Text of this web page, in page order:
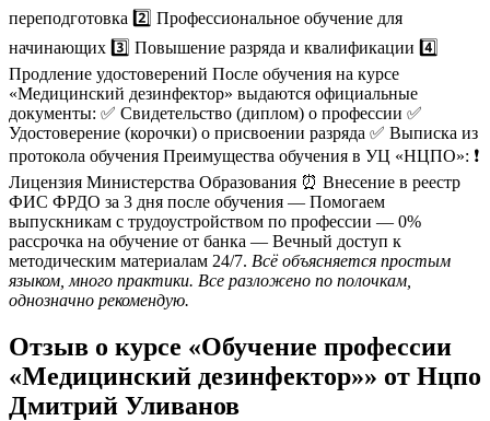
переподготовка 2️⃣ Профессиональное обучение для
начинающих 3️⃣ Повышение разряда и квалификации 4️⃣
Продление удостоверений После обучения на курсе
«Медицинский дезинфектор» выдаются официальные
документы: ✅ Свидетельство (диплом) о профессии ✅
Удостоверение (корочки) о присвоении разряда ✅ Выписка из
протокола обучения Преимущества обучения в УЦ «НЦПО»: ❗️
Лицензия Министерства Образования ⏰ Внесение в реестр
ФИС ФРДО за 3 дня после обучения — Помогаем
выпускникам с трудоустройством по профессии — 0%
рассрочка на обучение от банка — Вечный доступ к
методическим материалам 24/7. Всё объясняется простым
языком, много практики. Все разложено по полочкам,
однозначно рекомендую.
Отзыв о курсе «Обучение профессии
«Медицинский дезинфектор»» от Нцпо
Дмитрий Уливанов